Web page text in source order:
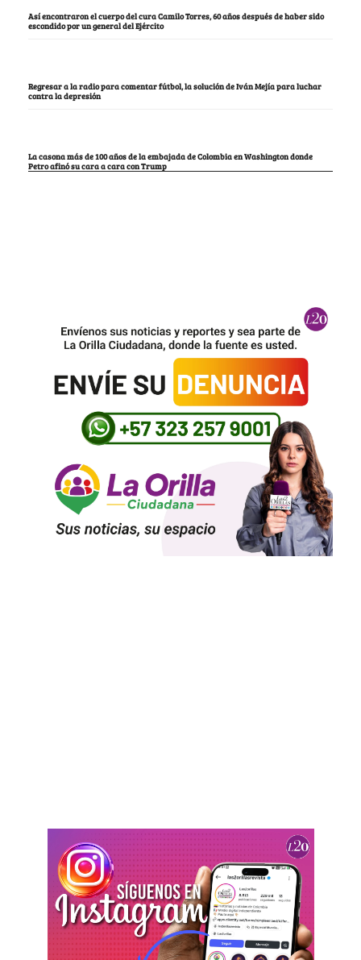
Así encontraron el cuerpo del cura Camilo Torres, 60 años después de haber sido
escondido por un general del Ejército
Regresar a la radio para comentar fútbol, la solución de Iván Mejía para luchar
contra la depresión
La casona más de 100 años de la embajada de Colombia en Washington donde
Petro afinó su cara a cara con Trump